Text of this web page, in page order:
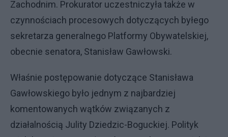
Zachodnim. Prokurator uczestniczyła także w
czynnościach procesowych dotyczących byłego
sekretarza generalnego Platformy Obywatelskiej,
obecnie senatora, Stanisław Gawłowski.
Właśnie postępowanie dotyczące Stanisława
Gawłowskiego było jednym z najbardziej
komentowanych wątków związanych z
działalnością Julity Dziedzic-Boguckiej. Polityk